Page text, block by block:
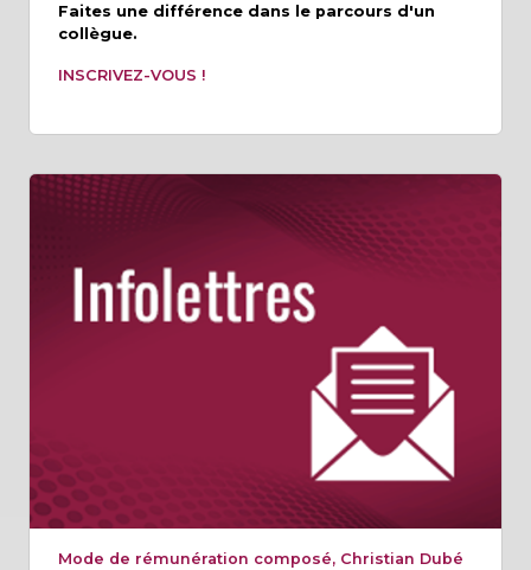
Faites une différence dans le parcours d'un
collègue.
INSCRIVEZ-VOUS !
Mode de rémunération composé, Christian Dubé